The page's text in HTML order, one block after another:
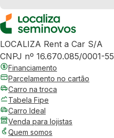
LOCALIZA Rent a Car S/A
CNPJ nº 16.670.085/0001-55
Financiamento
Parcelamento no cartão
Carro na troca
Tabela Fipe
Carro Ideal
Venda para lojistas
Quem somos